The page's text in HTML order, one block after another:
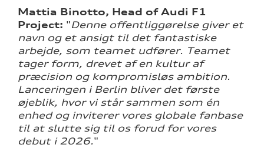
Mattia Binotto, Head of Audi F1
Project: "Denne offentliggørelse giver et
navn og et ansigt til det fantastiske
arbejde, som teamet udfører. Teamet
tager form, drevet af en kultur af
præcision og kompromisløs ambition.
Lanceringen i Berlin bliver det første
øjeblik, hvor vi står sammen som én
enhed og inviterer vores globale fanbase
til at slutte sig til os forud for vores
debut i 2026."